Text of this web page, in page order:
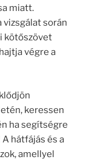
miatt.
során
kötőszövet
végre a
keressen
ha segítségre
hátfájás és a
amellyel